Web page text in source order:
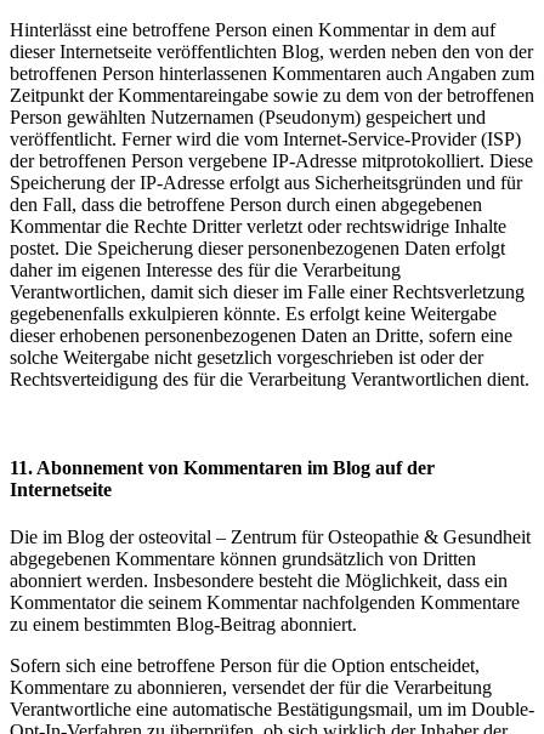
Hinterlässt eine betroffene Person einen Kommentar in dem auf
dieser Internetseite veröffentlichten Blog, werden neben den von der
betroffenen Person hinterlassenen Kommentaren auch Angaben zum
Zeitpunkt der Kommentareingabe sowie zu dem von der betroffenen
Person gewählten Nutzernamen (Pseudonym) gespeichert und
veröffentlicht. Ferner wird die vom Internet-Service-Provider (ISP)
der betroffenen Person vergebene IP-Adresse mitprotokolliert. Diese
Speicherung der IP-Adresse erfolgt aus Sicherheitsgründen und für
den Fall, dass die betroffene Person durch einen abgegebenen
Kommentar die Rechte Dritter verletzt oder rechtswidrige Inhalte
postet. Die Speicherung dieser personenbezogenen Daten erfolgt
daher im eigenen Interesse des für die Verarbeitung
Verantwortlichen, damit sich dieser im Falle einer Rechtsverletzung
gegebenenfalls exkulpieren könnte. Es erfolgt keine Weitergabe
dieser erhobenen personenbezogenen Daten an Dritte, sofern eine
solche Weitergabe nicht gesetzlich vorgeschrieben ist oder der
Rechtsverteidigung des für die Verarbeitung Verantwortlichen dient.
11. Abonnement von Kommentaren im Blog auf der
Internetseite
Die im Blog der osteovital – Zentrum für Osteopathie & Gesundheit
abgegebenen Kommentare können grundsätzlich von Dritten
abonniert werden. Insbesondere besteht die Möglichkeit, dass ein
Kommentator die seinem Kommentar nachfolgenden Kommentare
zu einem bestimmten Blog-Beitrag abonniert.
Sofern sich eine betroffene Person für die Option entscheidet,
Kommentare zu abonnieren, versendet der für die Verarbeitung
Verantwortliche eine automatische Bestätigungsmail, um im Double-